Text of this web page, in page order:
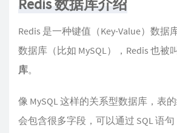
Redis 数据库介绍
Redis 是一种键值（Key-Value）数据
数据库（比如 MySQL），Redis 也被
库。
像 MySQL 这样的关系型数据库，表
会包含很多字段，可以通过 SQL 语